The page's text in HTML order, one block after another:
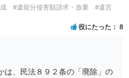
#遺留分侵害額請求・放棄
#遺言
役にたった 8
は、民法８９２条の「廃除」の